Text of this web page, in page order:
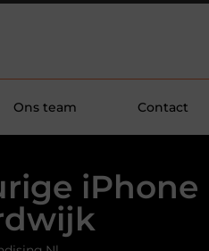
Ons team Contact
iPhone